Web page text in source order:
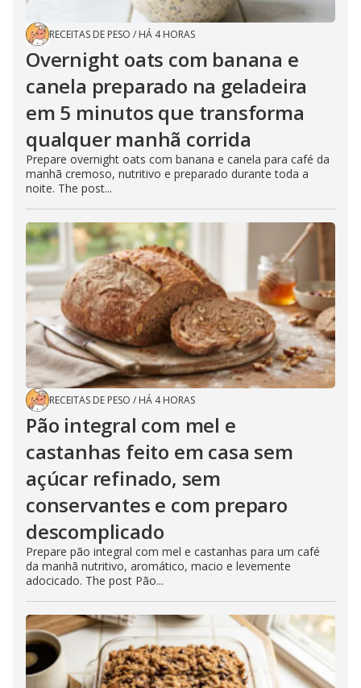
RECEITAS DE PESO / HÁ 4 HORAS
Overnight oats com banana e
canela preparado na geladeira
em 5 minutos que transforma
qualquer manhã corrida
Prepare overnight oats com banana e canela para café da
manhã cremoso, nutritivo e preparado durante toda a
noite. The post...
RECEITAS DE PESO / HÁ 4 HORAS
Pão integral com mel e
castanhas feito em casa sem
açúcar refinado, sem
conservantes e com preparo
descomplicado
Prepare pão integral com mel e castanhas para um café
da manhã nutritivo, aromático, macio e levemente
adocicado. The post Pão...